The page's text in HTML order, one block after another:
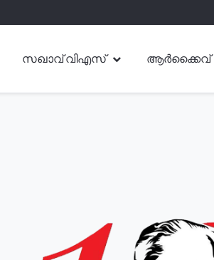
സഖാവ് വിഎസ് ആർക്കൈവ്